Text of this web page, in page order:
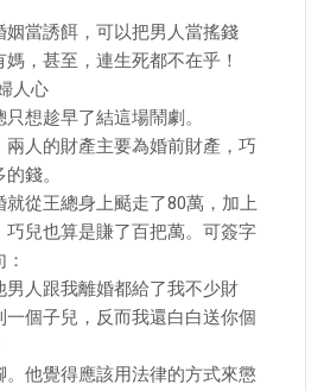
姻當誘餌，可以把男人當搖錢
，甚至，連生死都不在乎！
人心
想趁早了結這場鬧劇。
兩人的財產主要為婚前財產，巧
錢。
從王總身上颳走了80萬，加上
巧兒也算是賺了百把萬。可簽字
男人跟我離婚都給了我不少財
一個子兒，反而我還白白送你個
。他覺得應該用法律的方式來懲